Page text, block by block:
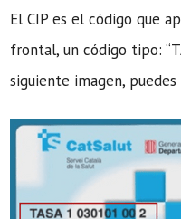
El CIP es el código que
frontal, un código tipo:
siguiente imagen,